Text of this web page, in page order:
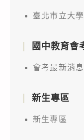
臺北市立大學
國中教育會
會考最新消息
新生專區
新生專區